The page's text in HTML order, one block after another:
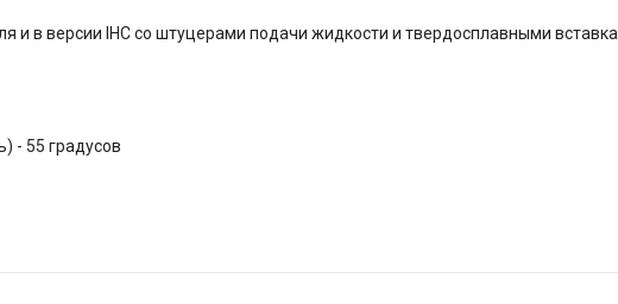
и в версии IHC со штуцерами подачи жидкости и твердосплавными
- 55 градусов